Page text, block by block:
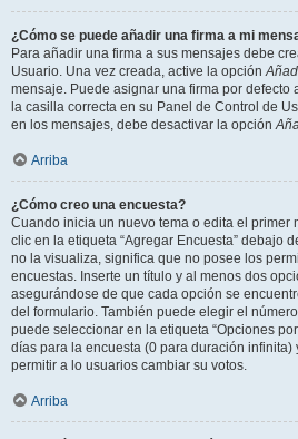
¿Cómo se puede añadir una firma a mi
Para añadir una firma a sus mensajes debe
Usuario. Una vez creada, active la opción
mensaje. Puede asignar una firma por defecto
la casilla correcta en su Panel de Control de
en los mensajes, debe desactivar la opción
Arriba
¿Cómo creo una encuesta?
Cuando inicia un nuevo tema o edita el primer
clic en la etiqueta “Agregar Encuesta” debajo
no la visualiza, significa que no posee los
encuestas. Inserte un título y al menos dos
asegurándose de que cada opción se
del formulario. También puede elegir el
puede seleccionar en la etiqueta “Opciones
días para la encuesta (0 para duración infinita)
permitir a lo usuarios cambiar su votos.
Arriba